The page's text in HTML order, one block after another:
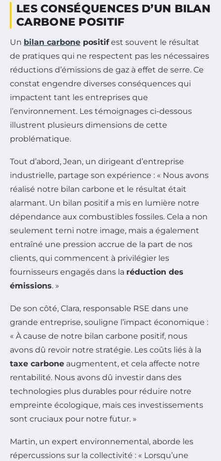
LES CONSÉQUENCES D’UN BILAN
CARBONE POSITIF
Un bilan carbone positifest souvent le résultat
de pratiques qui ne respectent pas les nécessaires
réductions d’émissions de gaz à effet de serre. Ce
constat engendre diverses conséquences qui
impactent tant les entreprises que
l’environnement. Les témoignages ci-dessous
illustrent plusieurs dimensions de cette
problématique.
Tout d’abord, Jean, un dirigeant d’entreprise
industrielle, partage son expérience : « Nous avons
réalisé notre bilan carbone et le résultat était
alarmant. Un bilan positif a mis en lumière notre
dépendance aux combustibles fossiles. Cela a non
seulement terni notre image, mais a également
entraîné une pression accrue de la part de nos
clients, qui commencent à privilégier les
fournisseurs engagés dans la réduction des
émissions. »
De son côté, Clara, responsable RSE dans une
grande entreprise, souligne l’impact économique :
« À cause de notre bilan carbone positif, nous
avons dû revoir notre stratégie. Les coûts liés à la
taxe carbone augmentent, et cela affecte notre
rentabilité. Nous avons dû investir dans des
technologies plus durables pour réduire notre
empreinte écologique, mais ces investissements
sont cruciaux pour notre futur. »
Martin, un expert environnemental, aborde les
répercussions sur la collectivité : « Lorsqu’une